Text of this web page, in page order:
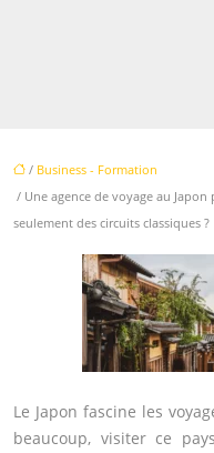
/ Business - Formation
/ Une agence de voyage au
seulement des circuits classiques ?
Le Japon fascine les
beaucoup, visiter ce